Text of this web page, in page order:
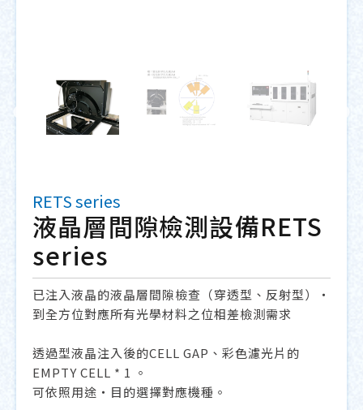
RETS series
液晶層間隙檢測設備RETS
series
已注入液晶的液晶層間隙檢查（穿透型、反射型）・
到全方位對應所有光學材料之位相差檢測需求
透過型液晶注入後的CELL GAP、彩色濾光片的
EMPTY CELL * 1 。
可依照用途・目的選擇對應機種。